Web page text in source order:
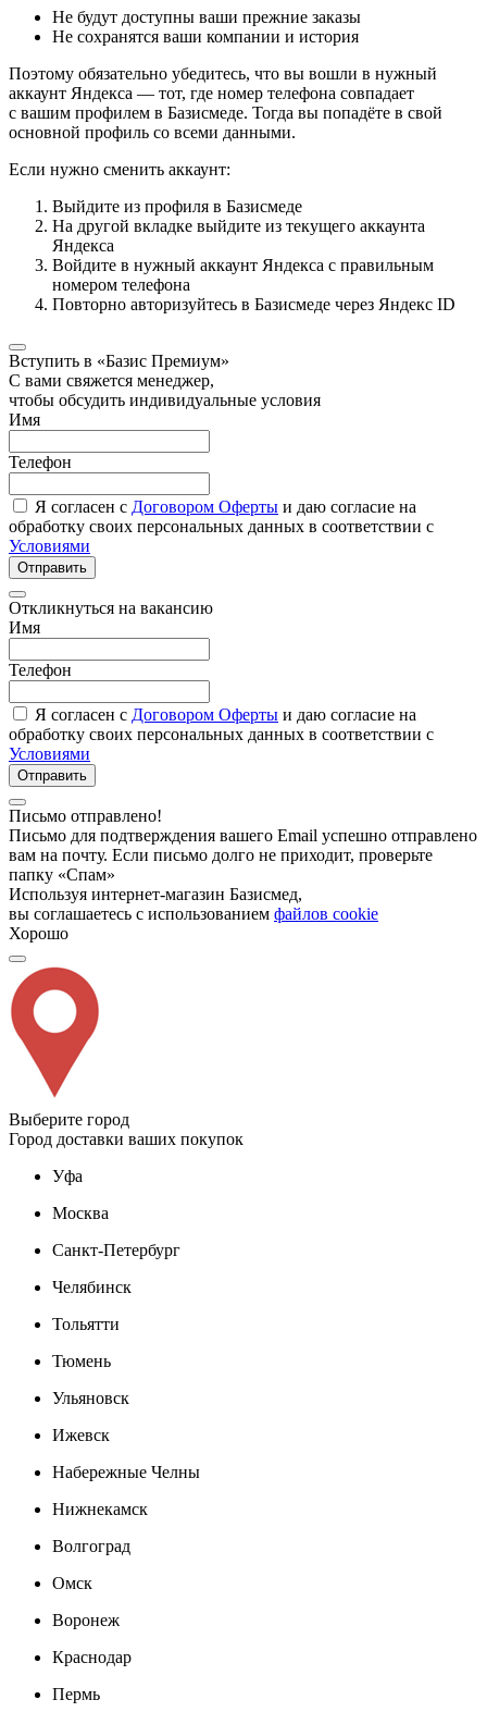
Не будут доступны ваши прежние заказы
Не сохранятся ваши компании и история
Поэтому обязательно убедитесь, что вы вошли в нужный
аккаунт Яндекса — тот, где номер телефона совпадает
с вашим профилем в Базисмеде. Тогда вы попадёте в свой
основной профиль со всеми данными.
Если нужно сменить аккаунт:
Выйдите из профиля в Базисмеде
На другой вкладке выйдите из текущего аккаунта
Яндекса
Войдите в нужный аккаунт Яндекса с правильным
номером телефона
Повторно авторизуйтесь в Базисмеде через Яндекс ID
Вступить в «Базис Премиум»
С вами свяжется менеджер,
чтобы обсудить индивидуальные условия
Имя
Телефон
Я согласен с Договором Оферты и даю согласие на
обработку своих персональных данных в соответствии с
Условиями
Отправить
Откликнуться на вакансию
Имя
Телефон
Я согласен с Договором Оферты и даю согласие на
обработку своих персональных данных в соответствии с
Условиями
Отправить
Письмо отправлено!
Письмо для подтверждения вашего Email успешно отправлено
вам на почту. Если письмо долго не приходит, проверьте
папку «Спам»
Используя интернет-магазин Базисмед,
вы соглашаетесь с использованием файлов cookie
Хорошо
Выберите город
Город доставки ваших покупок
Уфа
Москва
Санкт-Петербург
Челябинск
Тольятти
Тюмень
Ульяновск
Ижевск
Набережные Челны
Нижнекамск
Волгоград
Омск
Воронеж
Краснодар
Пермь